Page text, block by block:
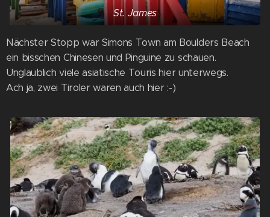
St. James
Nächster Stopp war Simons Town am Boulders Beach
ein bisschen Chinesen und Pinguine zu schauen.
Unglaublich viele asiatische Touris hier unterwegs.
Ach ja, zwei Tiroler waren auch hier :-)